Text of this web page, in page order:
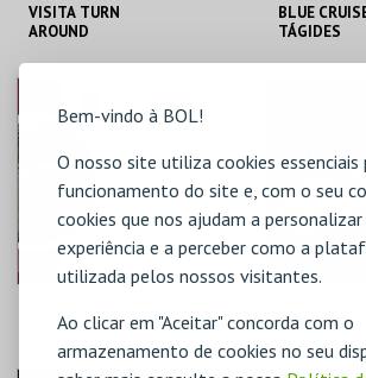
Bem-vindo à BOL!
O nosso site utiliza cookies essenciais
funcionamento do site e, com o seu
cookies que nos ajudam a personalizar
experiência e a perceber como a
utilizada pelos nossos visitantes.
Ao clicar em "Aceitar" concorda com o
armazenamento de cookies no seu
VISITA TURN
AROUND
MAIS INFO
COMPRAR
BLUE
TÁGIDES
MAIS
GELO
TERESA